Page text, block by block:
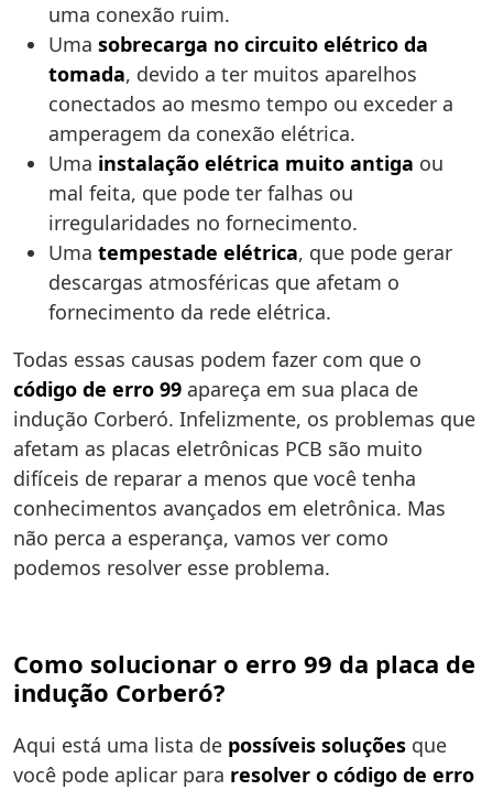
uma conexão ruim.
Uma sobrecarga no circuito elétrico da
tomada, devido a ter muitos aparelhos
conectados ao mesmo tempo ou exceder a
amperagem da conexão elétrica.
Uma instalação elétrica muito antiga ou
mal feita, que pode ter falhas ou
irregularidades no fornecimento.
Uma tempestade elétrica, que pode gerar
descargas atmosféricas que afetam o
fornecimento da rede elétrica.
Todas essas causas podem fazer com que o
código de erro 99 apareça em sua placa de
indução Corberó. Infelizmente, os problemas que
afetam as placas eletrônicas PCB são muito
difíceis de reparar a menos que você tenha
conhecimentos avançados em eletrônica. Mas
não perca a esperança, vamos ver como
podemos resolver esse problema.
Como solucionar o erro 99 da placa de
indução Corberó?
Aqui está uma lista de possíveis soluções que
você pode aplicar para resolver o código de erro